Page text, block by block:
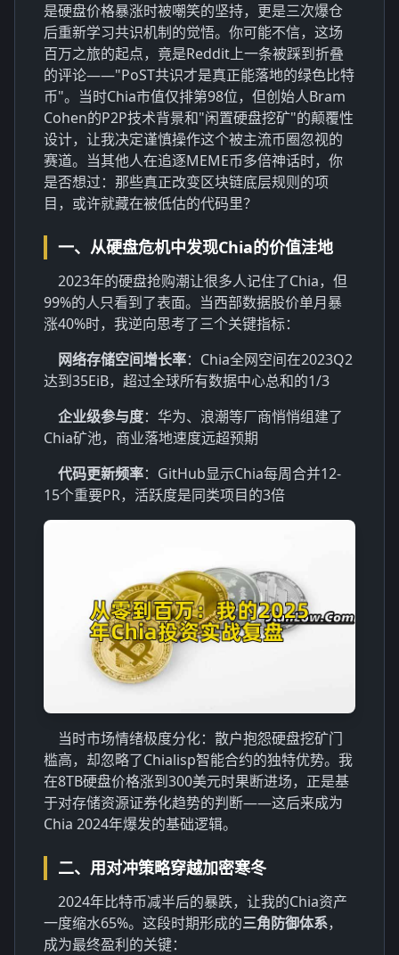
是硬盘价格暴涨时被嘲笑的坚持，更是三次爆仓
后重新学习共识机制的觉悟。你可能不信，这场
百万之旅的起点，竟是Reddit上一条被踩到折叠
的评论——"PoST共识才是真正能落地的绿色比特
币"。当时Chia市值仅排第98位，但创始人Bram
Cohen的P2P技术背景和"闲置硬盘挖矿"的颠覆性
设计，让我决定谨慎操作这个被主流币圈忽视的
赛道。当其他人在追逐MEME币多倍神话时，你
是否想过：那些真正改变区块链底层规则的项
目，或许就藏在被低估的代码里？
一、从硬盘危机中发现Chia的价值洼地
2023年的硬盘抢购潮让很多人记住了Chia，但
99%的人只看到了表面。当西部数据股价单月暴
涨40%时，我逆向思考了三个关键指标：
网络存储空间增长率：Chia全网空间在2023Q2
达到35EiB，超过全球所有数据中心总和的1/3
企业级参与度：华为、浪潮等厂商悄悄组建了
Chia矿池，商业落地速度远超预期
代码更新频率：GitHub显示Chia每周合并12-
15个重要PR，活跃度是同类项目的3倍
当时市场情绪极度分化：散户抱怨硬盘挖矿门
槛高，却忽略了Chialisp智能合约的独特优势。我
在8TB硬盘价格涨到300美元时果断进场，正是基
于对存储资源证券化趋势的判断——这后来成为
Chia 2024年爆发的基础逻辑。
二、用对冲策略穿越加密寒冬
2024年比特币减半后的暴跌，让我的Chia资产
一度缩水65%。这段时期形成的三角防御体系，
成为最终盈利的关键：